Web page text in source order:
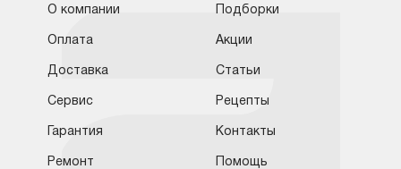
О компании
Оплата
Доставка
Сервис
Гарантия
Ремонт
Подборки
Акции
Статьи
Рецепты
Контакты
Помощь